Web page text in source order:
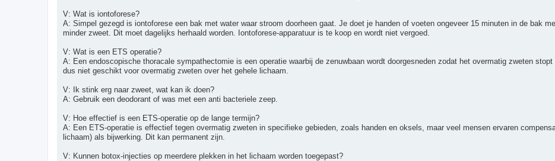
V: Wat is iontoforese?
A: Simpel gezegd is iontoforese een bak met water waar stroom doorheen gaat. Je doet je handen of voeten ongeveer 15 minuten in de bak
minder zweet. Dit moet dagelijks herhaald worden. Iontoforese-apparatuur is te koop en wordt niet vergoed.
V: Wat is een ETS operatie?
A: Een endoscopische thoracale sympathectomie is een operatie waarbij de zenuwbaan wordt doorgesneden zodat het overmatig zweten
dus niet geschikt voor overmatig zweten over het gehele lichaam.
V: Ik stink erg naar zweet, wat kan ik doen?
A: Gebruik een deodorant of was met een anti bacteriele zeep.
V: Hoe effectief is een ETS-operatie op de lange termijn?
A: Een ETS-operatie is effectief tegen overmatig zweten in specifieke gebieden, zoals handen en oksels, maar veel mensen ervaren
lichaam) als bijwerking. Dit kan permanent zijn.
V: Kunnen botox-injecties op meerdere plekken in het lichaam worden toegepast?